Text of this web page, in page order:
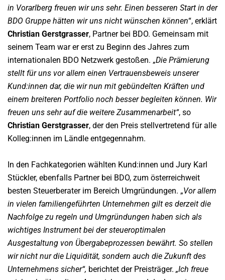
in Vorarlberg freuen wir uns sehr. Einen besseren Start in der
BDO Gruppe hätten wir uns nicht wünschen können“, erklärt
Christian Gerstgrasser, Partner bei BDO. Gemeinsam mit
seinem Team war er erst zu Beginn des Jahres zum
internationalen BDO Netzwerk gestoßen. „Die Prämierung
stellt für uns vor allem einen Vertrauensbeweis unserer
Kund:innen dar, die wir nun mit gebündelten Kräften und
einem breiteren Portfolio noch besser begleiten können. Wir
freuen uns sehr auf die weitere Zusammenarbeit“, so
Christian Gerstgrasser, der den Preis stellvertretend für alle
Kolleg:innen im Ländle entgegennahm.
In den Fachkategorien wählten Kund:innen und Jury Karl
Stückler, ebenfalls Partner bei BDO, zum österreichweit
besten Steuerberater im Bereich Umgründungen. „Vor allem
in vielen familiengeführten Unternehmen gilt es derzeit die
Nachfolge zu regeln und Umgründungen haben sich als
wichtiges Instrument bei der steueroptimalen
Ausgestaltung von Übergabeprozessen bewährt. So stellen
wir nicht nur die Liquidität, sondern auch die Zukunft des
Unternehmens sicher“, berichtet der Preisträger. „Ich freue